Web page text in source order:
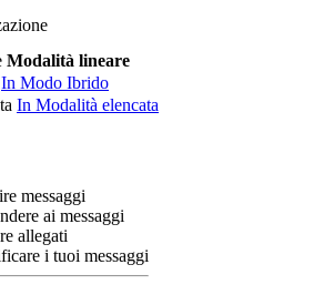
Modalità lineare
In Modo Ibrido
In Modalità elencata
messaggi
ai messaggi
allegati
i tuoi messaggi